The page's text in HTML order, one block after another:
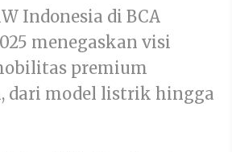
Indonesia di BCA
menegaskan visi
premium
dari model listrik hingga